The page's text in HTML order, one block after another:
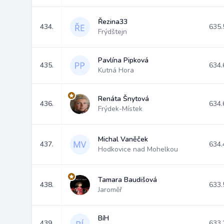
434.
Řezina33
Frýdštejn
435.
Pavlína Pipková
Kutná Hora
436.
Renáta Šnytová
Frýdek-Místek
437.
Michal Vaněček
Hodkovice nad Mohelkou
438.
Tamara Baudišová
Jaroměř
BíH